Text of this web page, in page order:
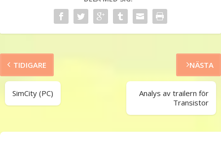
TIDIGARE
SimCity (PC)
NÄSTA
Analys av trailern för
Transistor